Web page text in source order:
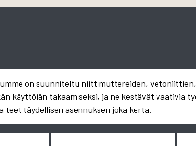
on suunniteltu niittimuttereiden,
käyttöiän takaamiseksi, ja ne kestävät vaativia
teet täydellisen asennuksen joka kerta.